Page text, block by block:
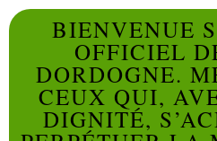
BIENVENUE
OFFICIEL
DORDOGNE.
CEUX QUI,
DIGNITÉ,